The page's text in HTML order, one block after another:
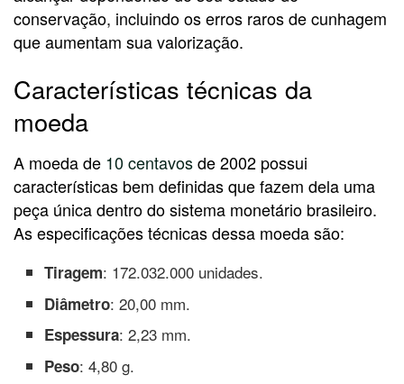
conservação, incluindo os erros raros de cunhagem
que aumentam sua valorização.
Características técnicas da
moeda
A moeda de 10 centavosde 2002 possui
características bem definidas que fazem dela uma
peça única dentro do sistema monetário brasileiro.
As especificações técnicas dessa moeda são:
Tiragem: 172.032.000 unidades.
Diâmetro: 20,00 mm.
Espessura: 2,23 mm.
Peso: 4,80 g.